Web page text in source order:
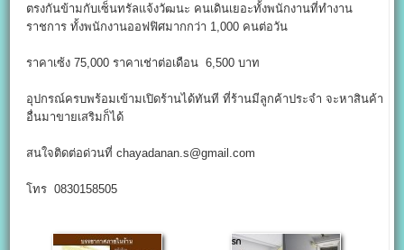
ตรงกันข้ามกับเซ็นทรัลแจ้งวัฒนะ คนเดินเยอะทั้งพนักงานที่ทำงาน
ราชการ ทั้งพนักงานออฟฟิศมากกว่า 1,000 คนต่อวัน
ราคาเซ้ง 75,000 ราคาเช่าต่อเดือน 6,500 บาท
อุปกรณ์ครบพร้อมเข้ามเปิดร้านได้ทันที ที่ร้านมีลูกค้าประจำ จะหาสินค้า
อื่นมาขายเสริมก็ได้
สนใจติดต่อด่วนที่ chayadanan.s@gmail.com
โทร 0830158505